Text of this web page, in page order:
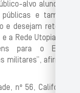
alvo alunos do
e também
e desejam retomar
a Rede Utopia tem
para o ENEM,
militares”, afirma o
nº 56, Califórnia.